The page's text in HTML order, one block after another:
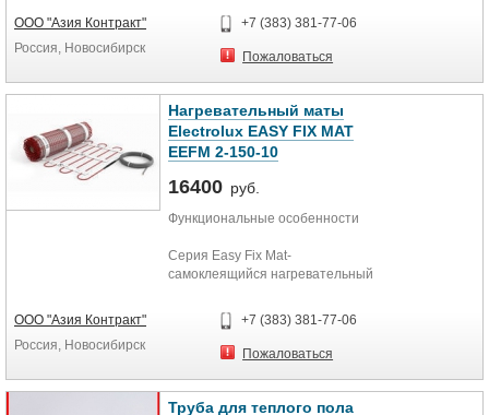
текстильную сетку, пропитанную
специальным клеящим составом,
которая надежно фиксирует мат на
плиточным клеем. Рекомендуется
для установки в плиточный клей
«без стяжки».
ООО "Азия Контракт"
Россия, Новосибирск
+7 (383) 381-77-06
Пожаловаться
Нагревательный маты
Electrolux EASY FIX MAT
EEFM 2-150-10
16400 руб.
Функциональные особенности
Серия Easy Fix Mat-
самоклеящийся нагревательный
кабеля. Двужильный греющий
кабель надежно вплетен в
текстильную сетку, пропитанную
полу и создает идеальные условия
ООО "Азия Контракт"
Россия, Новосибирск
+7 (383) 381-77-06
Пожаловаться
Труба для теплого пола